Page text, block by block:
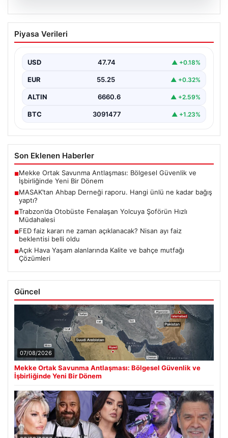
06.08.2026
MASAK’tan Ahbap Derneği raporu.
Hangi ünlü ne kadar bağış yaptı?
Bağışları ve Paranın Akibeti", "content": "Son dönemde
kamuoyunun…
Piyasa Verileri
USD 47.74 ▲ +0.18%
EUR 55.25 ▲ +0.32%
ALTIN 6660.6 ▲ +2.59%
BTC 3091477 ▲ +1.23%
Son Eklenen Haberler
■Mekke Ortak Savunma Antlaşması: Bölgesel Güvenlik ve
İşbirliğinde Yeni Bir Dönem
■MASAK’tan Ahbap Derneği raporu. Hangi ünlü ne kadar bağış
yaptı?
■Trabzon’da Otobüste Fenalaşan Yolcuya Şoförün Hızlı
Müdahalesi
■FED faiz kararı ne zaman açıklanacak? Nisan ayı faiz
beklentisi belli oldu
■Açık Hava Yaşam alanlarında Kalite ve bahçe mutfağı
Çözümleri
Güncel
07/08/2026
Mekke Ortak Savunma Antlaşması: Bölgesel Güvenlik ve
İşbirliğinde Yeni Bir Dönem